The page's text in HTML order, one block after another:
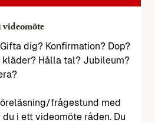
dig? Konfirmation? Dop?
kläder? Hålla tal? Jubileum?
frågestund med
i ett videomöte råden. Du